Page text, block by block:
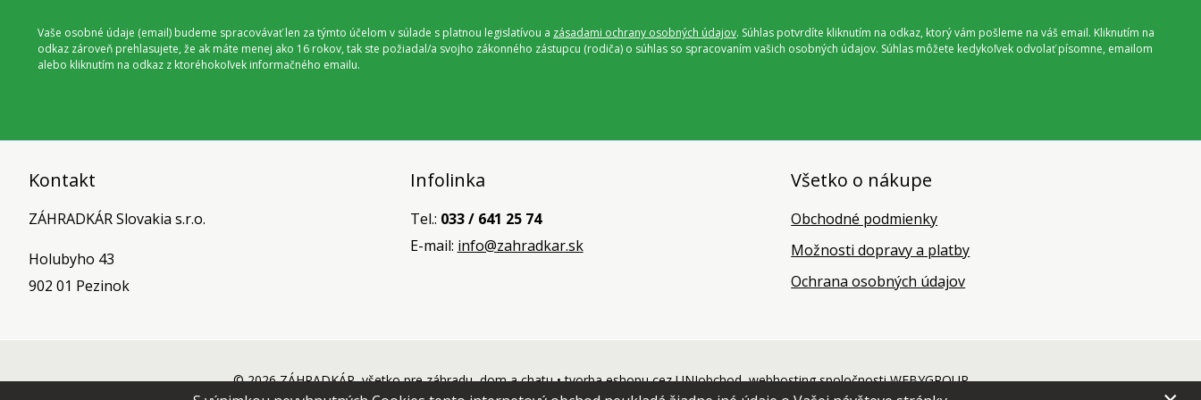
Vaše osobné údaje (email) budeme spracovávať len za týmto účelom v súlade s platnou legislatívou a zásadami ochrany osobných údajov. Súhlas potvrdíte kliknutím na odkaz, ktorý vám pošleme na váš email. Kliknutím na
odkaz zároveň prehlasujete, že ak máte menej ako 16 rokov, tak ste požiadal/a svojho zákonného zástupcu (rodiča) o súhlas so spracovaním vašich osobných údajov. Súhlas môžete kedykoľvek odvolať písomne, emailom
alebo kliknutím na odkaz z ktoréhokoľvek informačného emailu.
Kontakt
ZÁHRADKÁR Slovakia s.r.o.
Holubyho 43
902 01 Pezinok
Infolinka
Tel.: 033 / 641 25 74
E-mail: info@zahradkar.sk
Všetko o nákupe
Obchodné podmienky
Možnosti dopravy a platby
Ochrana osobných údajov
© 2026 ZÁHRADKÁR, všetko pre záhradu, dom a chatu •tvorba eshopu cez UNIobchod,webhostingspoločnostiWEBYGROUP